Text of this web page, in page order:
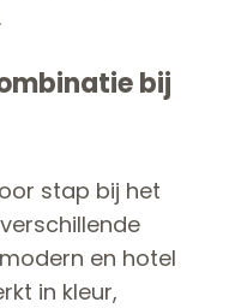
bij
stap bij het
en hotel
in kleur,